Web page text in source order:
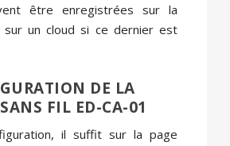
être enregistrées sur la
sur un cloud si ce dernier est
DE LA
FIL ED-CA-01
il suffit sur la page